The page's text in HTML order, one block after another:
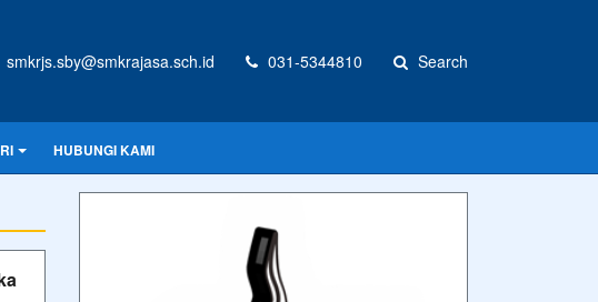
smkrjs.sby@smkrajasa.sch.id 031-5344810 Search
HUBUNGI KAMI